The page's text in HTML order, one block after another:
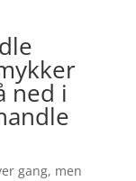
ned i
gang, men